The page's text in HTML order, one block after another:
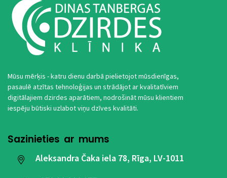
Mūsu mērķis - katru dienu darbā pielietojot mūsdienīgas,
pasaulē atzītas tehnoloģijas un strādājot ar kvalitatīviem
digitālajiem dzirdes aparātiem, nodrošināt mūsu klientiem
iespēju būtiski uzlabot viņu dzīves kvalitāti.
Sazinieties ar mums
Aleksandra Čaka iela 78, Rīga, LV-1011